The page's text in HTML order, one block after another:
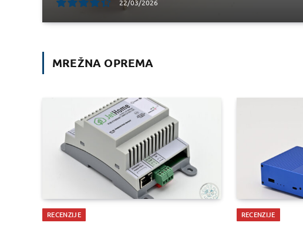
8.8
22/03/2026
MREŽNA OPREMA
RECENZIJE RECENZIJE